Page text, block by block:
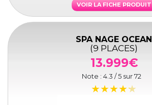
VOIR LA FICHE PRODUIT
SPA NAGE OCEAN
(9 PLACES)
13.999€
Note : 4.3 / 5 sur72